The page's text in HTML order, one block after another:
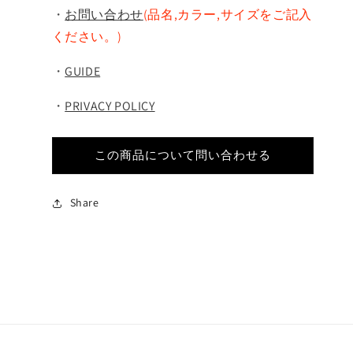
・ お問い合わせ(品名,カラー,サイズをご記入
ください。)
・GUIDE
・ PRIVACY POLICY
この商品について問い合わせる
Share